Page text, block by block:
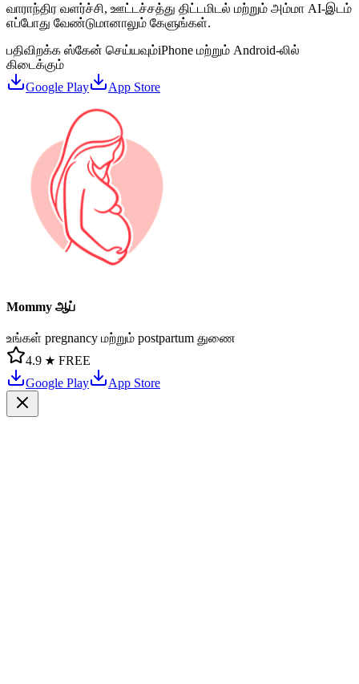
வாராந்திர வளர்ச்சி, ஊட்டச்சத்து திட்டமிடல் மற்றும் அம்மா AI-இடம்
எப்போது வேண்டுமானாலும் கேளுங்கள்.
பதிவிறக்க ஸ்கேன் செய்யவும்iPhone மற்றும் Android-லில்
கிடைக்கும்
Google Play
App Store
Mommy ஆப்
உங்கள் pregnancy மற்றும் postpartum துணை
4.9 ★ FREE
Google Play
App Store